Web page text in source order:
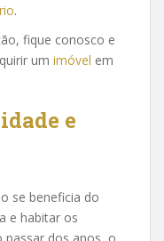
.
fique conosco e
um imóvel em
e
se beneficia do
e habitar os
passar dos anos, o